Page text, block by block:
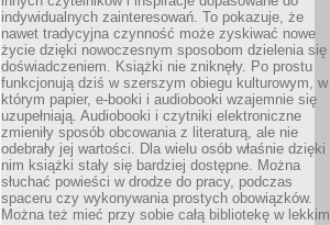
indywidualnych zainteresowań. To pokazuje, że
nawet tradycyjna czynność może zyskiwać nowe
życie dzięki nowoczesnym sposobom dzielenia się
doświadczeniem. Książki nie zniknęły. Po prostu
funkcjonują dziś w szerszym obiegu kulturowym, w
którym papier, e-booki i audiobooki wzajemnie się
uzupełniają. Audiobooki i czytniki elektroniczne
zmieniły sposób obcowania z literaturą, ale nie
odebrały jej wartości. Dla wielu osób właśnie dzięki
nim książki stały się bardziej dostępne. Można
słuchać powieści w drodze do pracy, podczas
spaceru czy wykonywania prostych obowiązków.
Można też mieć przy sobie całą bibliotekę w lekkim